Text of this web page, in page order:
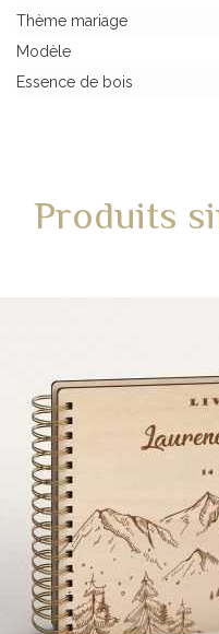
Thème mariage
Modèle
Essence de bois
Produits